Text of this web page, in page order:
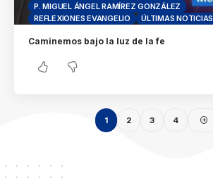
P. MIGUEL ÁNGEL RAMÍREZ GONZÁLEZ
REFLEXIONES EVANGELIO
ÚLTIMAS NOTICIAS
Caminemos bajo la luz de la fe
1 2 3 4